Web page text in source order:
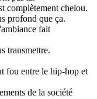
complètement chelou.
profond que ça.
fait
transmettre.
fou entre le hip-hop et
de la société